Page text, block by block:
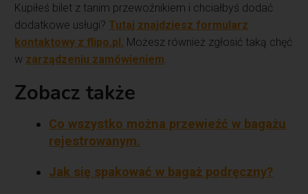
Kupiłeś bilet z tanim przewoźnikiem i chciałbyś dodać
dodatkowe usługi?Tutaj znajdziesz formularz
kontaktowy z flipo.pl. Możesz również zgłosić taką chęć
w zarządzeniu zamówieniem.
Zobacz także
Co wszystko można przewieźć w bagażu
rejestrowanym.
Jak się spakować w bagaż podręczny?